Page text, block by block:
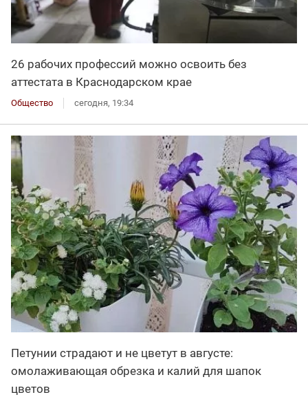
26 рабочих профессий можно освоить без
аттестата в Краснодарском крае
Общество сегодня, 19:34
Петунии страдают и не цветут в августе:
омолаживающая обрезка и калий для шапок
цветов